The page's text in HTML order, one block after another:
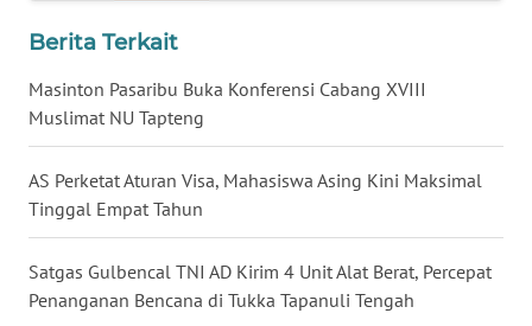
Berita Terkait
Masinton Pasaribu Buka Konferensi Cabang XVIII
Muslimat NU Tapteng
AS Perketat Aturan Visa, Mahasiswa Asing Kini Maksimal
Tinggal Empat Tahun
Satgas Gulbencal TNI AD Kirim 4 Unit Alat Berat, Percepat
Penanganan Bencana di Tukka Tapanuli Tengah
WN
WN